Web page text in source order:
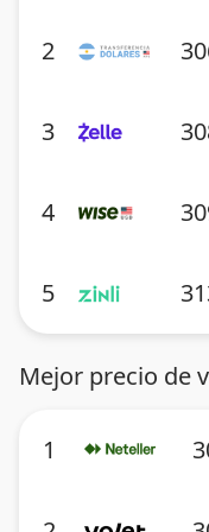
2
3
4
5
Mejor precio de
1